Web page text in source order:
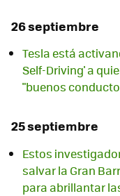
26 septiembre
Tesla está
Self-Driving' a
"buenos
25 septiembre
Estos
salvar la Gran
para abrillantar